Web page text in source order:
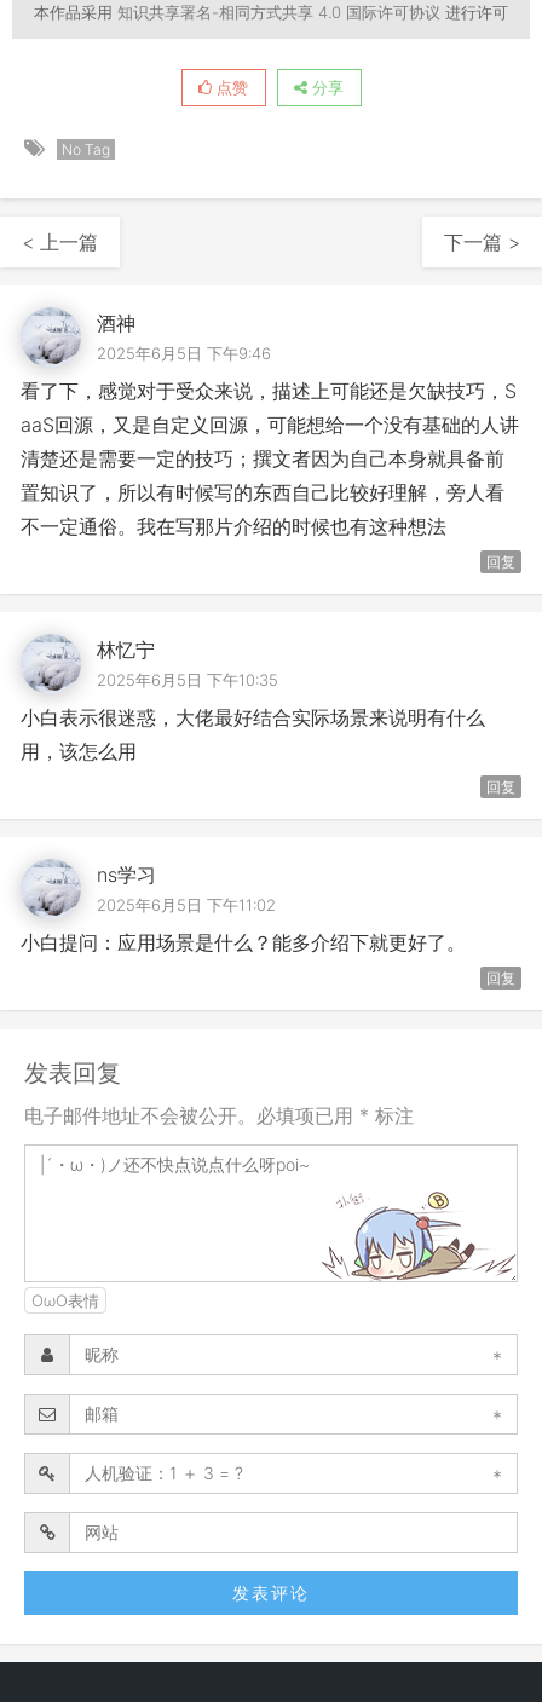
本作品采用 知识共享署名-相同方式共享 4.0 国际许可协议 进行许可
点赞 分享
No Tag
< 上一篇 下一篇 >
酒神
2025年6月5日 下午9:46
看了下，感觉对于受众来说，描述上可能还是欠缺技巧，S
aaS回源，又是自定义回源，可能想给一个没有基础的人讲
清楚还是需要一定的技巧；撰文者因为自己本身就具备前
置知识了，所以有时候写的东西自己比较好理解，旁人看
不一定通俗。我在写那片介绍的时候也有这种想法
回复
林忆宁
2025年6月5日 下午10:35
小白表示很迷惑，大佬最好结合实际场景来说明有什么
用，该怎么用
回复
ns学习
2025年6月5日 下午11:02
小白提问：应用场景是什么？能多介绍下就更好了。
回复
发表回复
电子邮件地址不会被公开。必填项已用 * 标注
OωO表情
*
*
*